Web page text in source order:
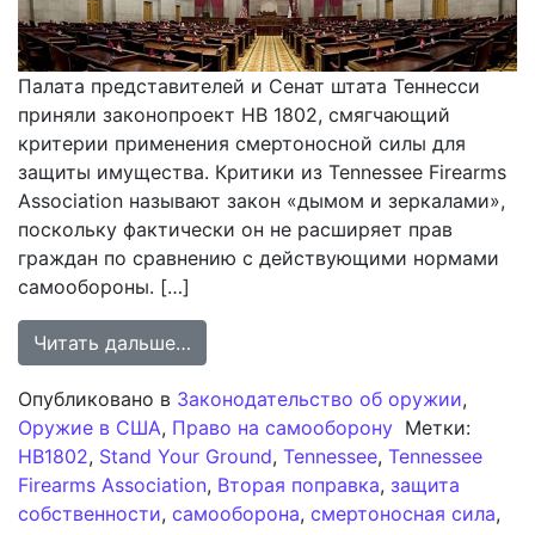
Палата представителей и Сенат штата Теннесси
приняли законопроект HB 1802, смягчающий
критерии применения смертоносной силы для
защиты имущества. Критики из Tennessee Firearms
Association называют закон «дымом и зеркалами»,
поскольку фактически он не расширяет прав
граждан по сравнению с действующими нормами
самообороны. […]
Читать дальше…
Опубликовано в Законодательство об оружии,
Оружие в США, Право на самооборону Метки:
HB1802, Stand Your Ground, Tennessee, Tennessee
Firearms Association, Вторая поправка, защита
собственности, самооборона, смертоносная сила,